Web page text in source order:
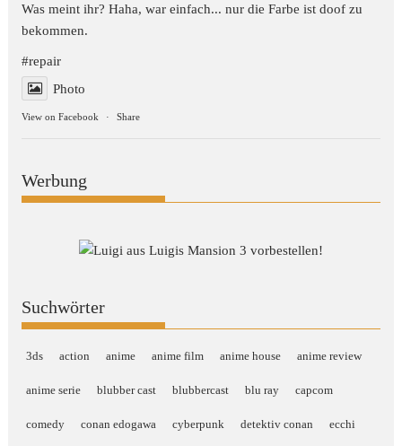
Was meint ihr? Haha, war einfach... nur die Farbe ist doof zu
bekommen.
#repair
Photo
View on Facebook · Share
Werbung
Suchwörter
3ds action anime anime film anime house anime review
anime serie blubber cast blubbercast blu ray capcom
comedy conan edogawa cyberpunk detektiv conan ecchi